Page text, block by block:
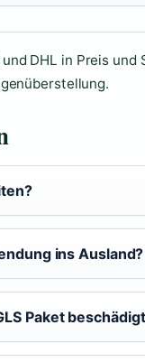
DHL in Preis
ins Ausland?
Paket